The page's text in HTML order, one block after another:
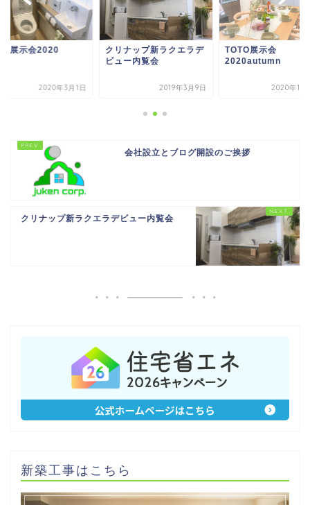
展示会2020
2020年3月1日
クリナップ新ラクエラデ
ビュー内覧会
2019年3月9日
TOTO展示会
2020autumn
2020年11
会社設立とブログ開設のご挨拶
クリナップ新ラクエラデビュー内覧会
新築工事はこちら